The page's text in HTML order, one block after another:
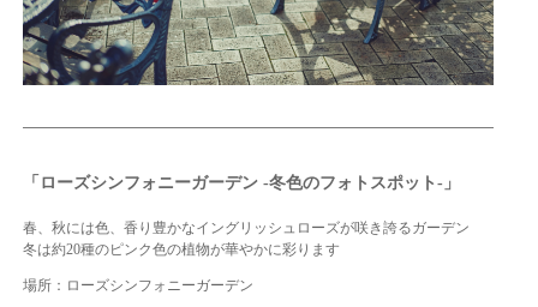
「ローズシンフォニーガーデン -冬色のフォトスポット-」
春、秋には色、香り豊かなイングリッシュローズが咲き誇るガーデン
冬は約20種のピンク色の植物が華やかに彩ります
場所：ローズシンフォニーガーデン